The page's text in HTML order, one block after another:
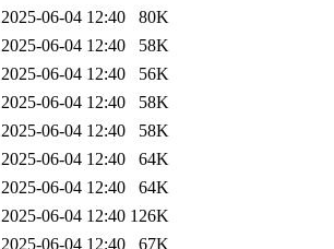
2025-06-04 12:40
80K
2025-06-04 12:40
58K
2025-06-04 12:40
56K
2025-06-04 12:40
58K
2025-06-04 12:40
58K
2025-06-04 12:40
64K
2025-06-04 12:40
64K
2025-06-04 12:40 126K
2025-06-04 12:40
67K